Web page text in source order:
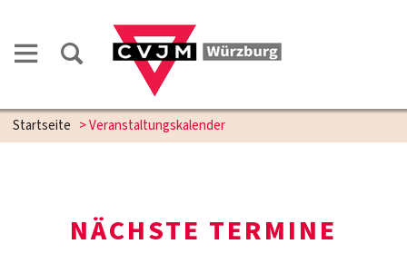
Startseite > Veranstaltungskalender
NÄCHSTE TERMINE